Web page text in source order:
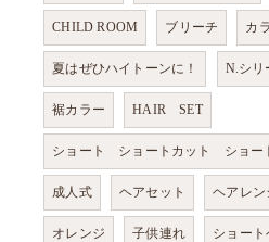
CHILD ROOM ブリーチ カ
夏はぜひハイトーンに！ N.シリ
裾カラー HAIR SET
ショート ショートカット ショー
成人式 ヘアセット ヘアレン
オレンジ 子供連れ ショート